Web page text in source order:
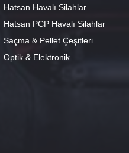
Hatsan Havalı Silahlar
Hatsan PCP Havalı Silahlar
Saçma & Pellet Çeşitleri
Optik & Elektronik